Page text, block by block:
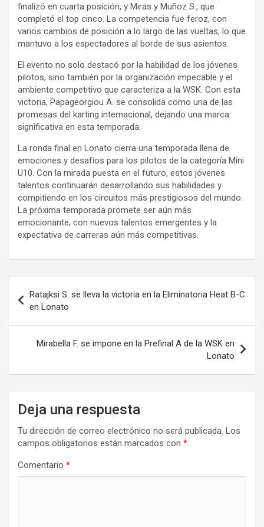
finalizó en cuarta posición, y Miras y Muñoz S., que
completó el top cinco. La competencia fue feroz, con
varios cambios de posición a lo largo de las vueltas, lo que
mantuvo a los espectadores al borde de sus asientos.
El evento no solo destacó por la habilidad de los jóvenes
pilotos, sino también por la organización impecable y el
ambiente competitivo que caracteriza a la WSK. Con esta
victoria, Papageorgiou A. se consolida como una de las
promesas del karting internacional, dejando una marca
significativa en esta temporada.
La ronda final en Lonato cierra una temporada llena de
emociones y desafíos para los pilotos de la categoría Mini
U10. Con la mirada puesta en el futuro, estos jóvenes
talentos continuarán desarrollando sus habilidades y
compitiendo en los circuitos más prestigiosos del mundo.
La próxima temporada promete ser aún más
emocionante, con nuevos talentos emergentes y la
expectativa de carreras aún más competitivas.
de
entradas
Ratajksi S. se lleva la victoria en la Eliminatoria Heat B-C
en Lonato
Mirabella F. se impone en la Prefinal A de la WSK en
Lonato
Deja una respuesta
Tu dirección de correo electrónico no será publicada. Los
campos obligatorios están marcados con *
Comentario *